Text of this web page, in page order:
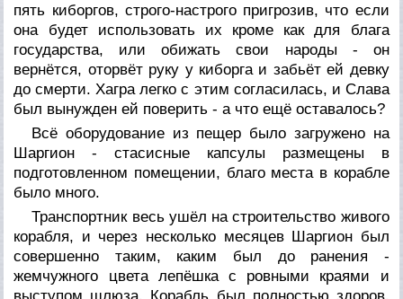
пять киборгов, строго-настрого пригрозив, что если
она будет использовать их кроме как для блага
государства, или обижать свои народы - он
вернётся, оторвёт руку у киборга и забьёт ей девку
до смерти. Хагра легко с этим согласилась, и Слава
был вынужден ей поверить - а что ещё оставалось?
Всё оборудование из пещер было загружено на
Шаргион - стасисные капсулы размещены в
подготовленном помещении, благо места в корабле
было много.
Транспортник весь ушёл на строительство живого
корабля, и через несколько месяцев Шаргион был
совершенно таким, каким был до ранения -
жемчужного цвета лепёшка с ровными краями и